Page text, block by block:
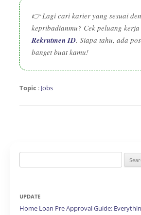
👉 Lagi cari karier yang sesuai
kepribadianmu? Cek peluang
Rekrutmen ID. Siapa tahu, ada
banget buat kamu!
Topic : Jobs
for:
UPDATE
Home Loan Pre Approval Guide: